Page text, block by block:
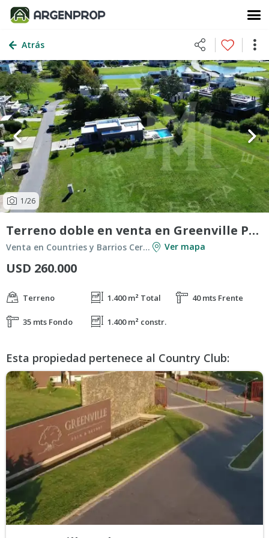
Atrás
1/26
Terreno doble en venta en Greenville Polo & Resort
Venta en Countries y Barrios Cerrados en Berazategui Ver mapa
USD 260.000
Terreno 1.400 m² Total 40 mts Frente
35 mts Fondo 1.400 m² constr.
Esta propiedad pertenece al Country Club: